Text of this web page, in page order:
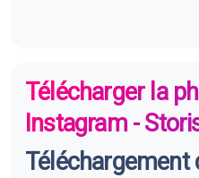
Télécharger la
Instagram -
Téléchargement